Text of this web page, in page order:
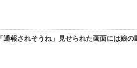
「通報されそうね」見せられた画面には娘